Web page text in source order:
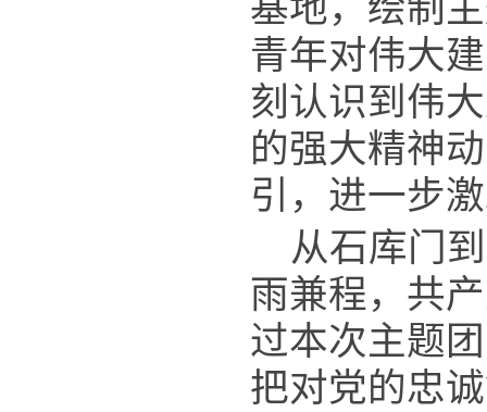
基地，绘制
青年对伟大
刻认识到伟
的强大精神
引，进一步
从石库门
雨兼程，共
过本次主题
把对党的忠